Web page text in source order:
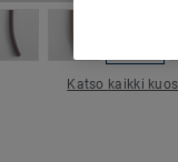
Katso kaikki